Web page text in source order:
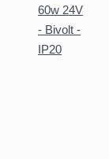
60w 24V
- Bivolt -
IP20